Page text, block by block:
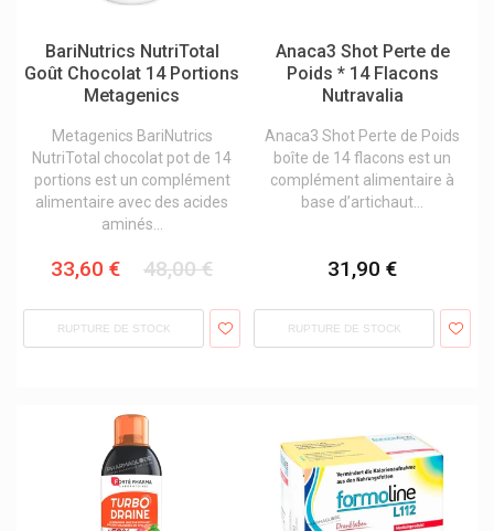
Soria Natural/soria Bel
Supersmart Produits
Theraband
Therascience Physiomance Phytomance
Tilman & Biolys Produits À Base De Plantes
Vital Proteins Collagène À Boire
Weleda Cosmétique Bio Naturelle
BariNutrics NutriTotal
Goût Chocolat 14 Portions
Metagenics
Metagenics BariNutrics
NutriTotal chocolat pot de 14
portions est un complément
alimentaire avec des acides
aminés...
33,60 € 48,00 €
RUPTURE DE STOCK
Anaca3 Shot Perte de
Poids * 14 Flacons
Nutravalia
Anaca3 Shot Perte de Poids
boîte de 14 flacons est un
complément alimentaire à
base d’artichaut...
31,90 €
RUPTURE DE STOCK